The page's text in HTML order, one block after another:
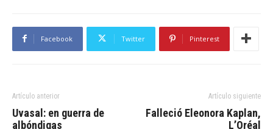
Facebook Twitter Pinterest
Artículo anterior
Uvasal: en guerra de
albóndigas
Artículo siguiente
Falleció Eleonora Kaplan,
L’Oréal